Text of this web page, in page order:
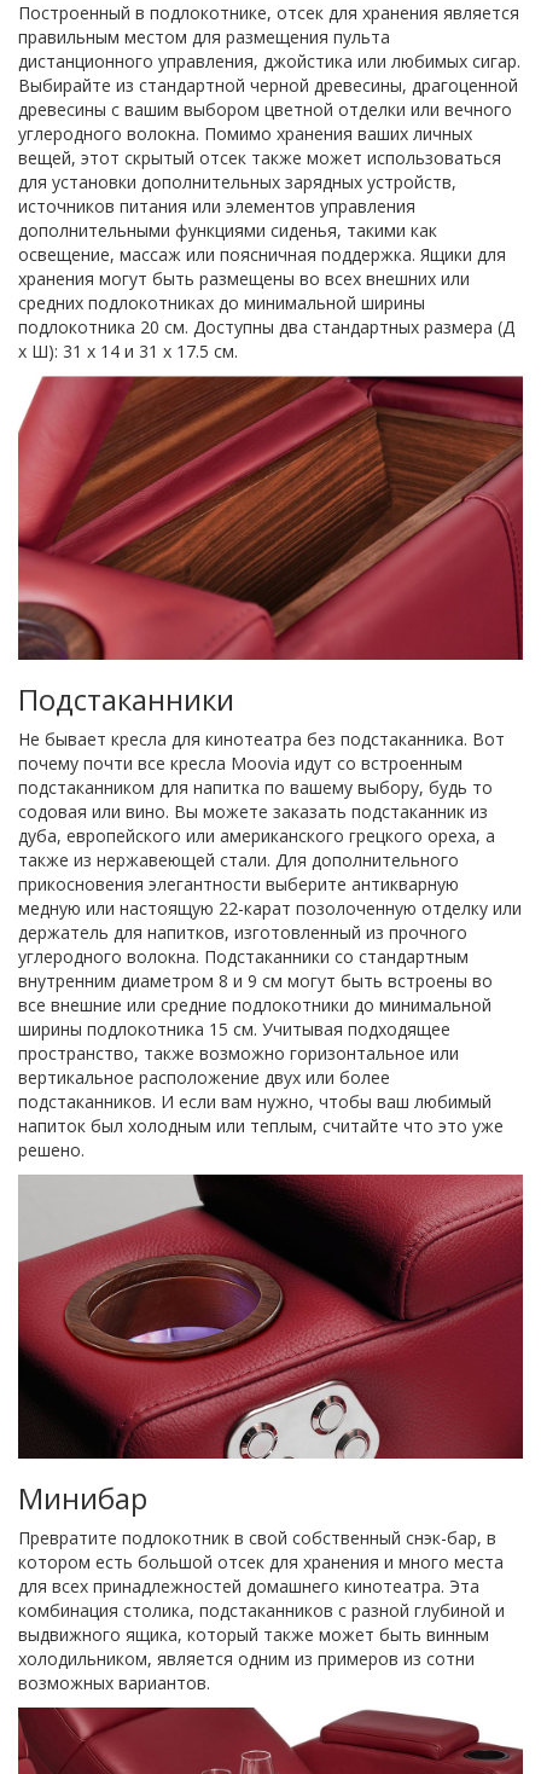
Построенный в подлокотнике, отсек для хранения является
правильным местом для размещения пульта
дистанционного управления, джойстика или любимых сигар.
Выбирайте из стандартной черной древесины, драгоценной
древесины с вашим выбором цветной отделки или вечного
углеродного волокна. Помимо хранения ваших личных
вещей, этот скрытый отсек также может использоваться
для установки дополнительных зарядных устройств,
источников питания или элементов управления
дополнительными функциями сиденья, такими как
освещение, массаж или поясничная поддержка. Ящики для
хранения могут быть размещены во всех внешних или
средних подлокотниках до минимальной ширины
подлокотника 20 см. Доступны два стандартных размера (Д
х Ш): 31 x 14 и 31 x 17.5 см.
Подстаканники
Не бывает кресла для кинотеатра без подстаканника. Вот
почему почти все кресла Moovia идут со встроенным
подстаканником для напитка по вашему выбору, будь то
содовая или вино. Вы можете заказать подстаканник из
дуба, европейского или американского грецкого ореха, а
также из нержавеющей стали. Для дополнительного
прикосновения элегантности выберите антикварную
медную или настоящую 22-карат позолоченную отделку или
держатель для напитков, изготовленный из прочного
углеродного волокна. Подстаканники со стандартным
внутренним диаметром 8 и 9 см могут быть встроены во
все внешние или средние подлокотники до минимальной
ширины подлокотника 15 см. Учитывая подходящее
пространство, также возможно горизонтальное или
вертикальное расположение двух или более
подстаканников. И если вам нужно, чтобы ваш любимый
напиток был холодным или теплым, считайте что это уже
решено.
Минибар
Превратите подлокотник в свой собственный снэк-бар, в
котором есть большой отсек для хранения и много места
для всех принадлежностей домашнего кинотеатра. Эта
комбинация столика, подстаканников с разной глубиной и
выдвижного ящика, который также может быть винным
холодильником, является одним из примеров из сотни
возможных вариантов.